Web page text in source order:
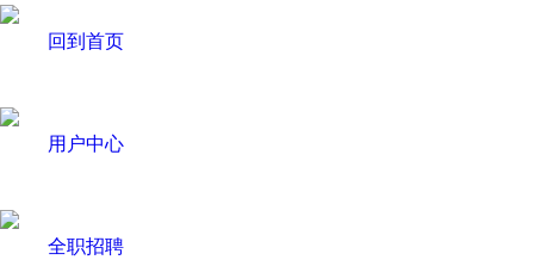
回到首页
用户中心
全职招聘